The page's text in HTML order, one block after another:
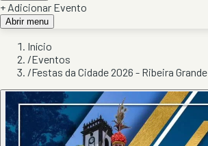
+ Adicionar Evento
Abrir menu
Início
/Eventos
/Festas da Cidade 2026 - Ribeira Grande